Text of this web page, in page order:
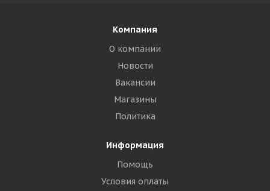
Компания
О компании
Новости
Вакансии
Магазины
Политика
Информация
Помощь
Условия оплаты